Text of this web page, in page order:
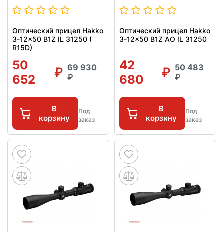
Оптический прицел Hakko
3-12x50 B1Z IL 31250 (
R15D)
50
652
69 930
В
корзину
Под
заказ
Оптический прицел Hakko
3-12x50 B1Z AO IL 31250
42
680
50 483
В
корзину
Под
заказ